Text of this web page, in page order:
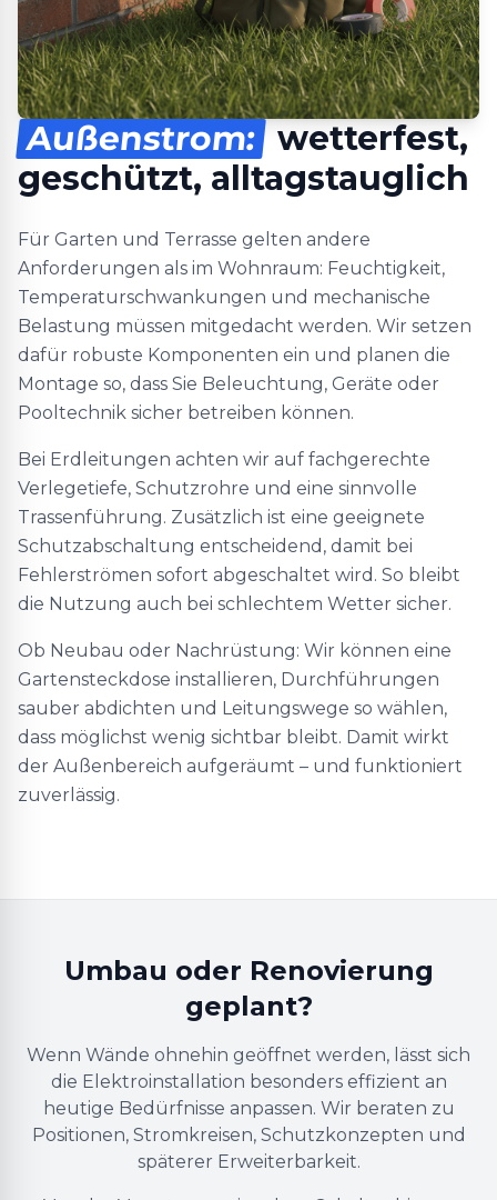
Außenstrom: wetterfest,
geschützt, alltagstauglich
Für Garten und Terrasse gelten andere
Anforderungen als im Wohnraum: Feuchtigkeit,
Temperaturschwankungen und mechanische
Belastung müssen mitgedacht werden. Wir setzen
dafür robuste Komponenten ein und planen die
Montage so, dass Sie Beleuchtung, Geräte oder
Pooltechnik sicher betreiben können.
Bei Erdleitungen achten wir auf fachgerechte
Verlegetiefe, Schutzrohre und eine sinnvolle
Trassenführung. Zusätzlich ist eine geeignete
Schutzabschaltung entscheidend, damit bei
Fehlerströmen sofort abgeschaltet wird. So bleibt
die Nutzung auch bei schlechtem Wetter sicher.
Ob Neubau oder Nachrüstung: Wir können eine
Gartensteckdose installieren, Durchführungen
sauber abdichten und Leitungswege so wählen,
dass möglichst wenig sichtbar bleibt. Damit wirkt
der Außenbereich aufgeräumt – und funktioniert
zuverlässig.
Umbau oder Renovierung
geplant?
Wenn Wände ohnehin geöffnet werden, lässt sich
die Elektroinstallation besonders effizient an
heutige Bedürfnisse anpassen. Wir beraten zu
Positionen, Stromkreisen, Schutzkonzepten und
späterer Erweiterbarkeit.